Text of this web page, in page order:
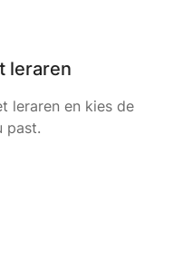
leraren
leraren en kies de
past.